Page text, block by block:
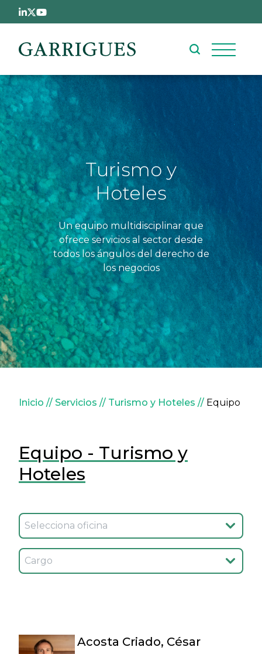
Pasar al contenido principal
Turismo y
Hoteles
Un equipo multidisciplinar que
ofrece servicios al sector desde
todos los ángulos del derecho de
los negocios
Sobrescribir enlaces de
Inicio Servicios Turismo y Hoteles Equipo
Equipo - Turismo y
Hoteles
Seleccionar oficina
Seleccionar cargo
Acosta Criado, César